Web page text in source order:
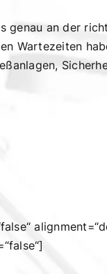
genau an der
Wartezeiten